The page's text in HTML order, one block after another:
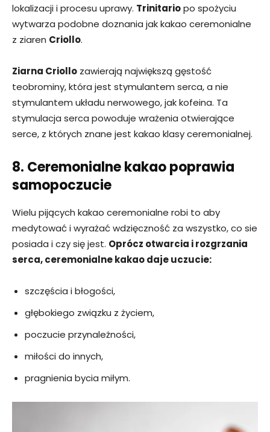
lokalizacji i procesu uprawy. Trinitariopo spożyciu
wytwarza podobne doznania jak kakao ceremonialne
z ziaren Criollo.
Ziarna Criollo zawierają największą gęstość
teobrominy, która jest stymulantem serca, a nie
stymulantem układu nerwowego, jak kofeina. Ta
stymulacja serca powoduje wrażenia otwierające
serce, z których znane jest kakao klasy ceremonialnej.
8. Ceremonialne kakao poprawia
samopoczucie
Wielu pijących kakao ceremonialne robi to aby
medytować i wyrażać wdzięczność za wszystko, co sie
posiada i czy się jest. Oprócz otwarcia i rozgrzania
serca, ceremonialne kakao daje uczucie:
szczęścia i błogości,
głębokiego związku z życiem,
poczucie przynależności,
miłości do innych,
pragnienia bycia miłym.